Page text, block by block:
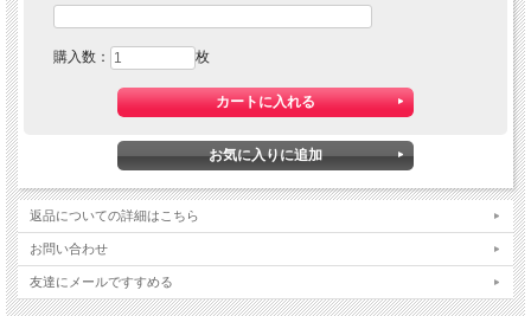
購入数： 枚
返品についての詳細はこちら
お問い合わせ
友達にメールですすめる